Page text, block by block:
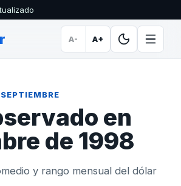
A- A+
SEPTIEMBRE
en
de 1998
y rango mensual del dólar